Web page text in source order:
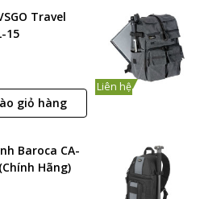
Travel
15
giỏ hàng
Liên hệ
Baroca CA-
Hãng)